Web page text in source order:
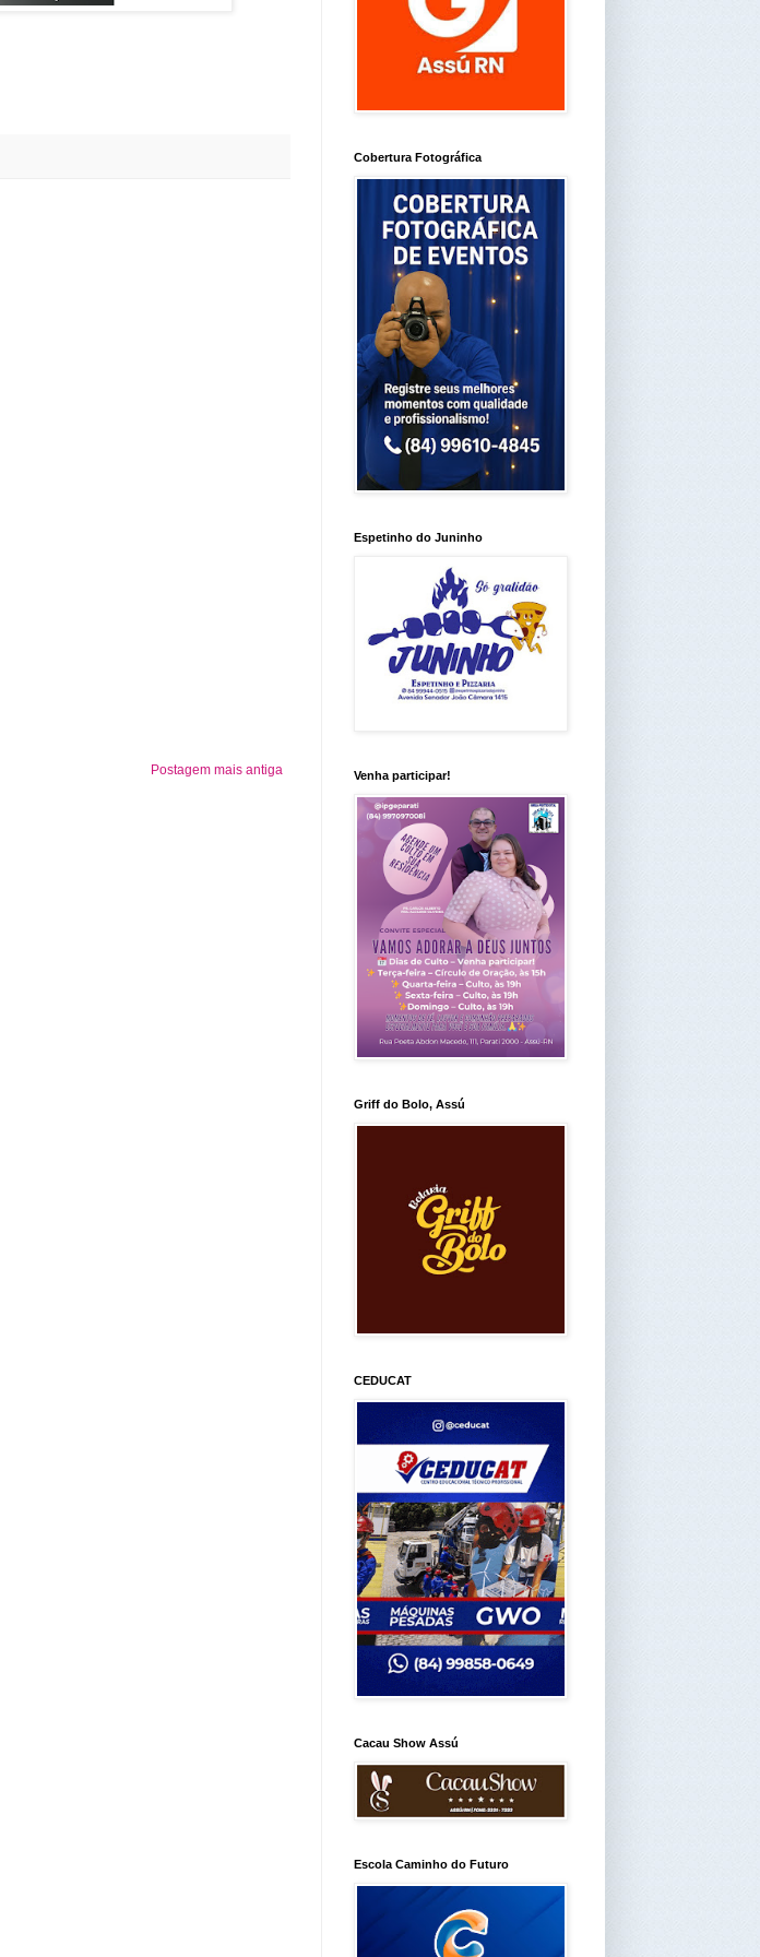
Postagem mais antiga
Cobertura Fotográfica
Espetinho do Juninho
Venha participar!
Griff do Bolo, Assú
CEDUCAT
Cacau Show Assú
Escola Caminho do Futuro